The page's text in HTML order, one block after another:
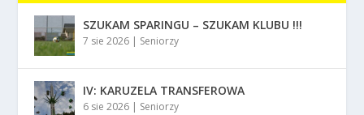
SZUKAM SPARINGU – SZUKAM KLUBU !!!
7 sie 2026 | Seniorzy
IV: KARUZELA TRANSFEROWA
6 sie 2026 | Seniorzy